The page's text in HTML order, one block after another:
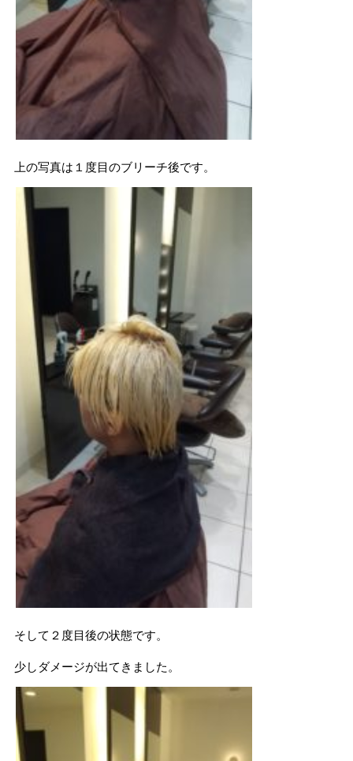
上の写真は１度目のブリーチ後です。
そして２度目後の状態です。
少しダメージが出てきました。